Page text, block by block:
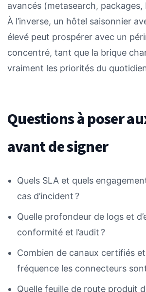
avancés (metasearch, packages,
À l’inverse, un hôtel saisonnier
élevé peut prospérer avec un
concentré, tant que la brique
vraiment les priorités du
Questions à poser
avant de signer
Quels SLA et quels
cas d’incident ?
Quelle profondeur de logs et
conformité et l’audit ?
Combien de canaux certifiés
fréquence les connecteurs
Quelle feuille de route produit